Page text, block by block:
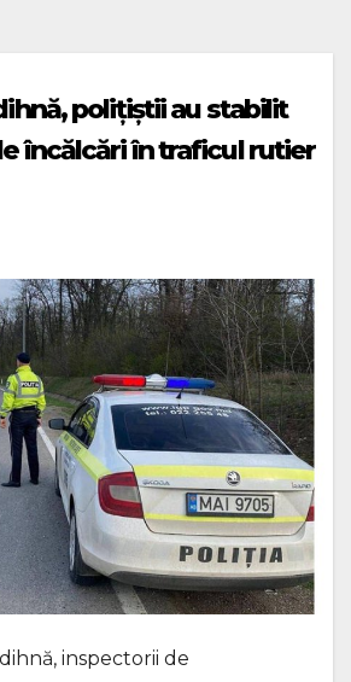
polițiștii au stabilit
încălcări în traficul rutier
inspectorii de